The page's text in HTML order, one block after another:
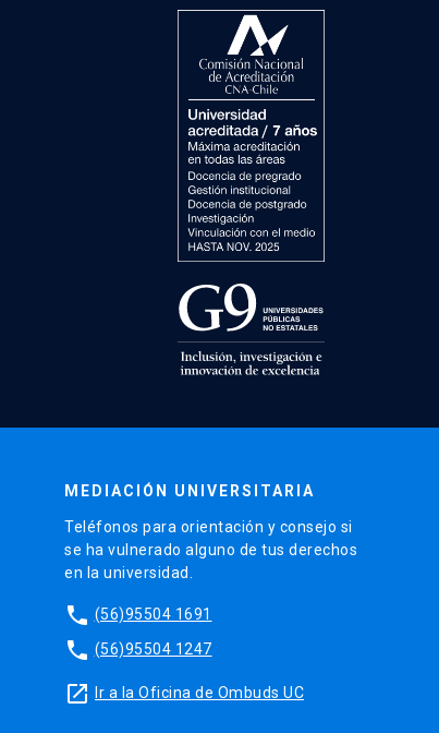
MEDIACIÓN UNIVERSITARIA
Teléfonos para orientación y consejo si
se ha vulnerado alguno de tus derechos
en la universidad.
phone (56)95504 1691
phone (56)95504 1247
launch Ir a la Oficina de Ombuds UC